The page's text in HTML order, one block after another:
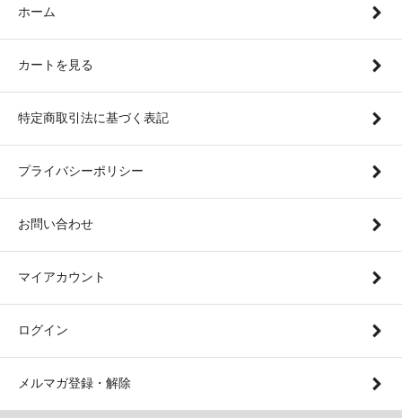
ホーム
カートを見る
特定商取引法に基づく表記
プライバシーポリシー
お問い合わせ
マイアカウント
ログイン
メルマガ登録・解除